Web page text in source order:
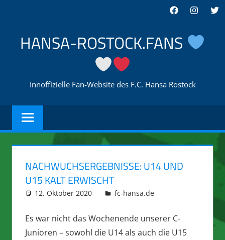
springen
Facebook
HANSA-ROSTOCK.FANS
Innoffizielle Fan-Website des F.C. Hansa Rostock
NACHWUCHSERGEBNISSE: U14 UND
U15 KALT ERWISCHT
12. Oktober 2020 integromat
fc-hansa.de
Es war nicht das Wochenende unserer C-
Junioren – sowohl die U14 als auch die U15